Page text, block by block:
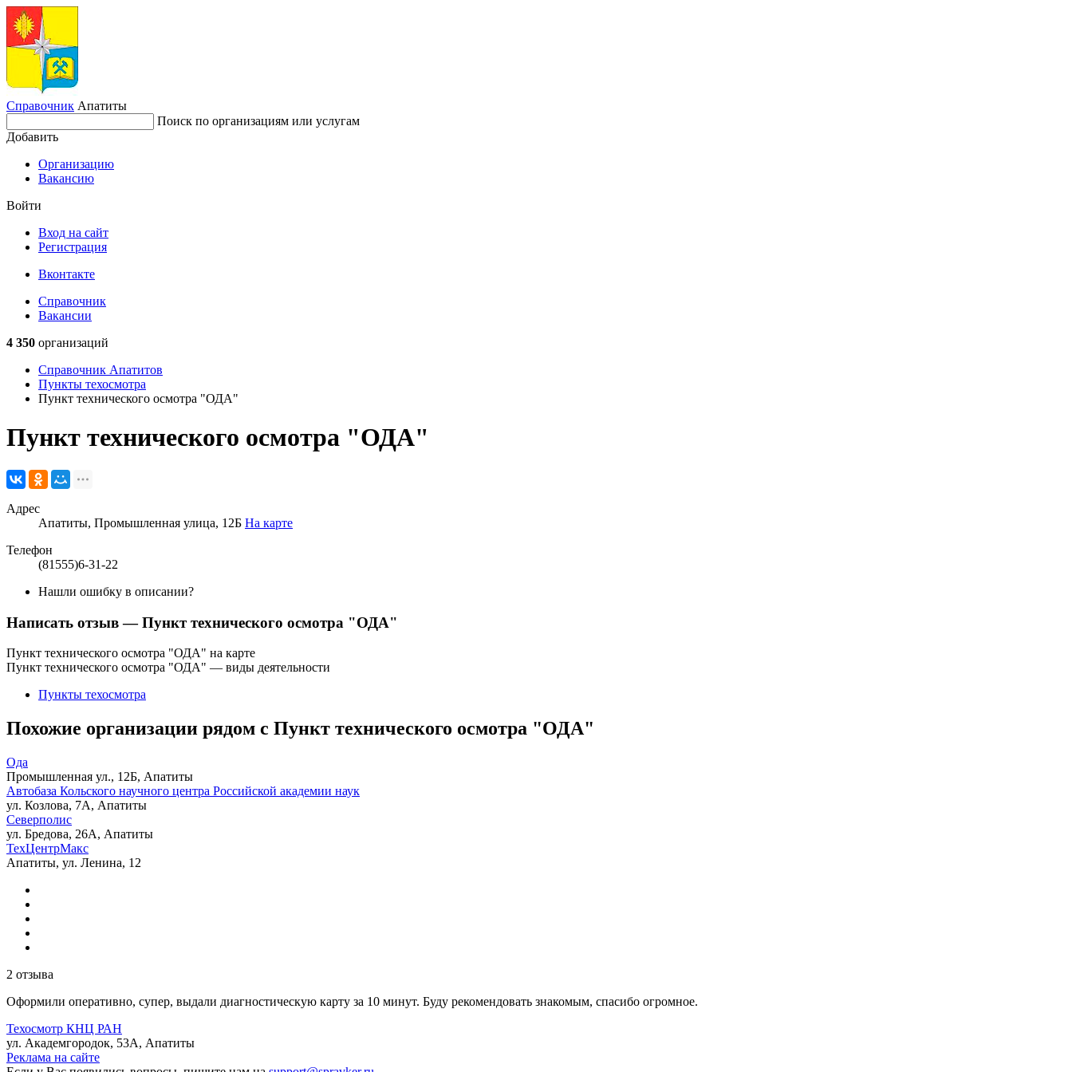
Справочник Апатиты
Поиск по организациям или услугам
Добавить
Организацию
Вакансию
Войти
Вход на сайт
Регистрация
Вконтакте
Справочник
Вакансии
4 350 организаций
Справочник Апатитов
Пункты техосмотра
Пункт технического осмотра "ОДА"
Пункт технического осмотра "ОДА"
Адрес
Апатиты, Промышленная улица, 12Б На карте
Телефон
(81555)6-31-22
Нашли ошибку в описании?
Написать отзыв— Пункт технического осмотра "ОДА"
Пункт технического осмотра "ОДА" на карте
Пункт технического осмотра "ОДА" — виды деятельности
Пункты техосмотра
Похожие организации рядом с Пункт технического осмотра "ОДА"
Ода
Промышленная ул., 12Б, Апатиты
Автобаза Кольского научного центра Российской академии наук
ул. Козлова, 7А, Апатиты
Северполис
ул. Бредова, 26А, Апатиты
ТехЦентрМакс
Апатиты, ул. Ленина, 12
2 отзыва
Оформили оперативно, супер, выдали диагностическую карту за 10 минут. Буду рекомендовать знакомым, спасибо огромное.
Техосмотр КНЦ РАН
ул. Академгородок, 53А, Апатиты
Реклама на сайте